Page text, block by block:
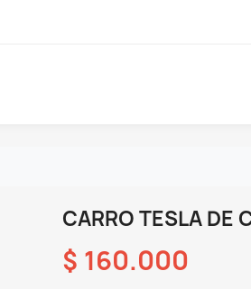
CARRO TESLA DE
$ 160.000